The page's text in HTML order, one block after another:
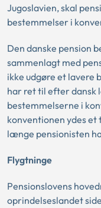
Jugoslavien, skal
bestemmelser i
Den danske pension
sammenlagt med
ikke udgøre et lavere
har ret til efter dansk
bestemmelserne i
konventionen ydes
længe pensionisten
Flygtninge
Pensionslovens
oprindelseslandet